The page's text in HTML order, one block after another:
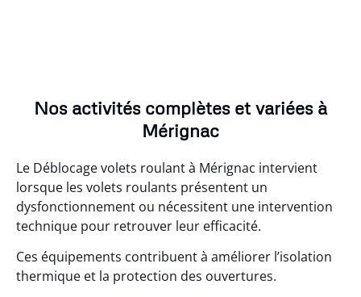
Nos activités complètes et variées à
Mérignac
Le Déblocage volets roulant à Mérignac intervient
lorsque les volets roulants présentent un
dysfonctionnement ou nécessitent une intervention
technique pour retrouver leur efficacité.
Ces équipements contribuent à améliorer l’isolation
thermique et la protection des ouvertures.